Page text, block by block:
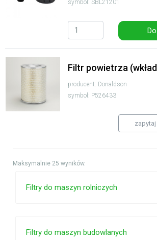
Filtry do maszyn rolniczych
Filtry do maszyn budowlanych
symbol: SBL21201
Filtr powietrza
producent: Donaldson
symbol: P526433
Maksymalnie 25 wyników.